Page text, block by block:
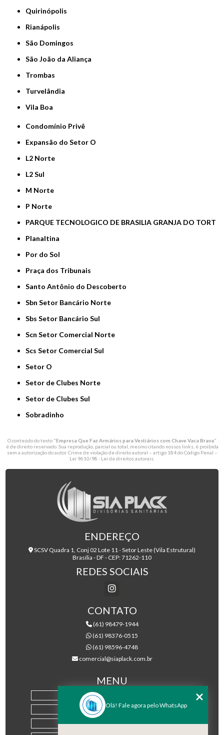
Quirinópolis
Rianápolis
São Domingos
São João da Aliança
Trombas
Turvelândia
Vila Boa
Condomínio Privê
Expansão do Setor O
L2 Norte
L2 Sul
M Norte
P Norte
PARQUE TECNOLOGICO DE BRASILIA GRANJA DO TORT
Planaltina
Por do Sol
Praça dos Tribunais
Santo Antônio do Descoberto
Sbn Setor Bancário Norte
Sbs Setor Bancário Sul
Scn Setor Comercial Norte
Scs Setor Comercial Sul
Setor O
Setor de Clubes Norte
Setor de Clubes Sul
Sobradinho
O conteúdo do texto "Empresa Que Faz Armários para Vestiários com Chave Vaca Brava"
é de direito reservado. Sua reprodução, parcial ou total, mesmo citando nossos links, é proibida
sem a autorização do autor. Crime de violação de direito autoral – artigo 184 do Código Penal –
Lei 9610/98 - Lei de direitos autorais.
ENDEREÇO
SCSV Quadra 1, Conj 02 Lote 11 - Setor Leste (Vila Estrutural)
Brasília - DF - CEP: 71262-110
REDES SOCIAIS
CONTATO
(61) 98479-1944
(61) 98376-0515
(61) 98596-4748
comercial@siaplack.com.br
MENU
EMPRESA
PRODUTOS
Olá! Fale agora pelo WhatsApp